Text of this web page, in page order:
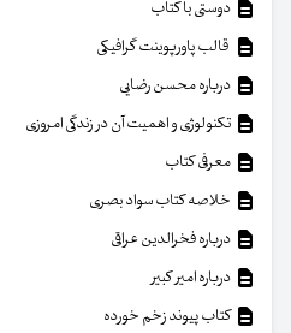
دوستی با کتاب
قالب پاورپوینت گرافیکی
درباره محسن رضایی
تکنولوژی و اهمیت آن در زندگی امروزی
معرفی کتاب
خلاصه کتاب سواد بصری
درباره فخرالدین عراقی
درباره امیر کبیر
کتاب پیوند زخم خورده